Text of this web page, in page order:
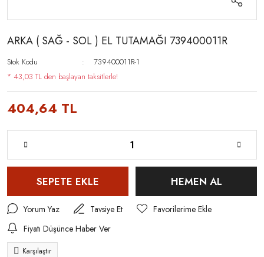
ARKA ( SAĞ - SOL ) EL TUTAMAĞI 739400011R
Stok Kodu
739400011R-1
* 43,03 TL den başlayan taksitlerle!
404,64 TL
SEPETE EKLE HEMEN AL
Yorum Yaz
Tavsiye Et
Fiyatı Düşünce Haber Ver
Karşılaştır